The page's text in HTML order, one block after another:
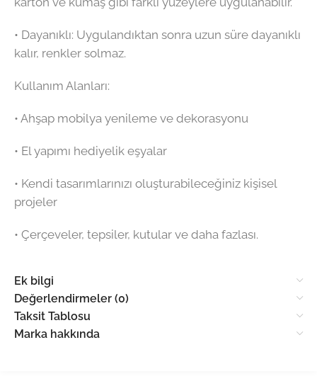
•⁠ ⁠Dayanıklı: Uygulandıktan sonra uzun süre dayanıklı
kalır, renkler solmaz.
Kullanım Alanları:
•⁠ ⁠Ahşap mobilya yenileme ve dekorasyonu
•⁠ ⁠El yapımı hediyelik eşyalar
•⁠ ⁠Kendi tasarımlarınızı oluşturabileceğiniz kişisel
projeler
•⁠ ⁠Çerçeveler, tepsiler, kutular ve daha fazlası.
Ek bilgi
Değerlendirmeler (0)
Taksit Tablosu
Marka hakkında